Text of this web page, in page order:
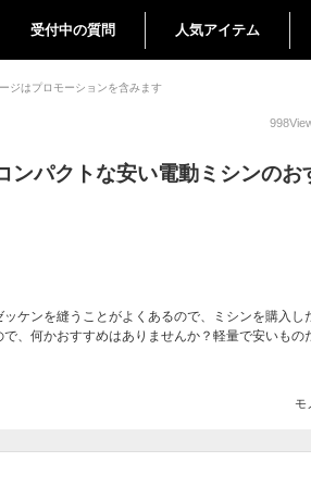
受付中の質問 人気アイテム
ジはプロモーションを含みます
998
ンパクトな安い電動ミシンのお
ケンを縫うことがよくあるので、ミシンを購入し
、何かおすすめはありませんか？軽量で安いもの
モ